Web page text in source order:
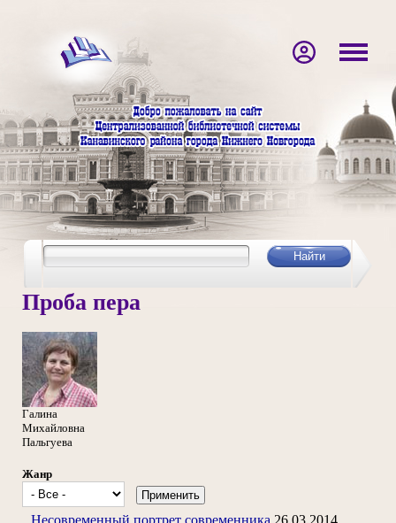
Проба пера
Галина
Михайловна
Пальгуева
Жанр
Несовременный портрет современника 26.03.2014